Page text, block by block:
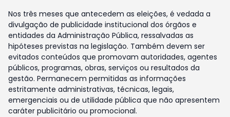
Nos três meses que antecedem as eleições, é vedada a
divulgação de publicidade institucional dos órgãos e
entidades da Administração Pública, ressalvadas as
hipóteses previstas na legislação. Também devem ser
evitados conteúdos que promovam autoridades, agentes
públicos, programas, obras, serviços ou resultados da
gestão. Permanecem permitidas as informações
estritamente administrativas, técnicas, legais,
emergenciais ou de utilidade pública que não apresentem
caráter publicitário ou promocional.